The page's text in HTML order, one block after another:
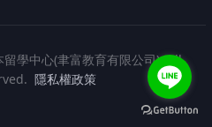
學中心(聿富教育有限公司). All
隱私權政策